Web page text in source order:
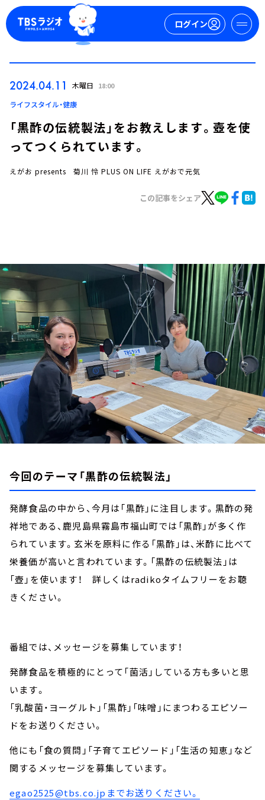
ログイン
ログイン
お知らせ
イベント・グッズ
YouTube
会社情報
2024.04.11 木曜日 18:00
ライフスタイル・健康
「黒酢の伝統製法」をお教えします。壺を使
ってつくられています。
えがお presents 菊川 怜 PLUS ON LIFE えがおで元気
この記事をシェア
今回のテーマ「黒酢の伝統製法」
発酵食品の中から、今月は「黒酢」に注目します。黒酢の発
祥地である、鹿児島県霧島市福山町では「黒酢」が多く作
られています。玄米を原料に作る「黒酢」は、米酢に比べて
栄養価が高いと言われています。「黒酢の伝統製法」は
「壺」を使います！ 詳しくはradikoタイムフリーをお聴
きください。
番組では、メッセージを募集しています！
発酵食品を積極的にとって「菌活」している方も多いと思
います。
「乳酸菌・ヨーグルト」「黒酢」「味噌」にまつわるエピソー
ドをお送りください。
他にも「食の質問」「子育てエピソード」「生活の知恵」など
関するメッセージを募集しています。
egao2525@tbs.co.jpまでお送りください。